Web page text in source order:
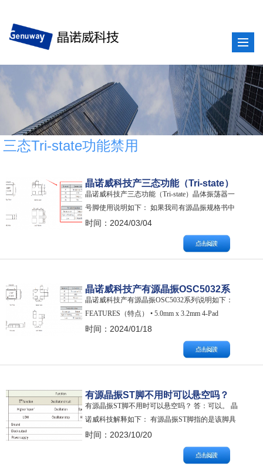
三态Tri-state功能禁用
晶诺威科技产三态功能（Tri-state）
晶体振荡器一号脚使用说明
晶诺威科技产三态功能（Tri-state）晶体振荡器一
号脚使用说明如下： 如果我司有源晶振规格书中
标注其一号脚具备三态功能（Tri-state），其使用
说明如下： 当一号脚处于悬空状态（Floating）或
为其输入电压为额定电压70%及以上，该晶振信号
输出功能激活 当一号脚接地（GND）或为其输入
时间：2024/03/04
晶诺威科技产有源晶振OSC5032系
列说明
晶诺威科技产有源晶振OSC5032系列说明如下：
FEATURES（特点） • 5.0mm x 3.2mm 4-Pad
Surface Mount Package 标准5.0mm x 3.2mm 4焊盘
表面贴装封装 • HCMOS/TTL Compatible Output
时间：2024/01/18
有源晶振ST脚不用时可以悬空吗？
有源晶振ST脚不用时可以悬空吗？ 答：可以。 晶
诺威科技解释如下： 有源晶振ST脚指的是该脚具
备待机（Stand by）功能。如果不需要此功能，该
引脚（一般为有源晶振的1号脚）悬空处理即可。
时间：2023/10/20